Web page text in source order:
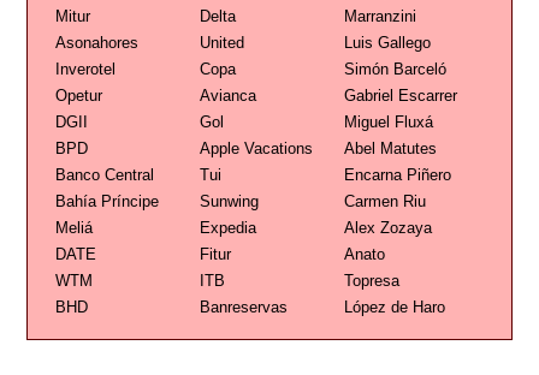
Mitur
Delta
Marranzini
Asonahores
United
Luis Gallego
Inverotel
Copa
Simón Barceló
Opetur
Avianca
Gabriel Escarrer
DGII
Gol
Miguel Fluxá
BPD
Apple Vacations
Abel Matutes
Banco Central
Tui
Encarna Piñero
Bahía Príncipe
Sunwing
Carmen Riu
Meliá
Expedia
Alex Zozaya
DATE
Fitur
Anato
WTM
ITB
Topresa
BHD
Banreservas López de Haro